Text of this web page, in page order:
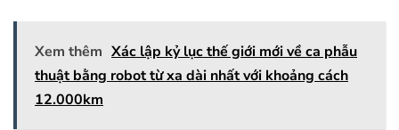
Xem thêm Xác lập kỷ lục thế giới mới về ca phẫu
thuật bằng robot từ xa dài nhất với khoảng cách
12.000km